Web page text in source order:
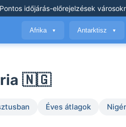
Pontos időjárás-előrejelzések
Afrika ▼ Antarktisz ▼
🇳🇬
Éves átlagok